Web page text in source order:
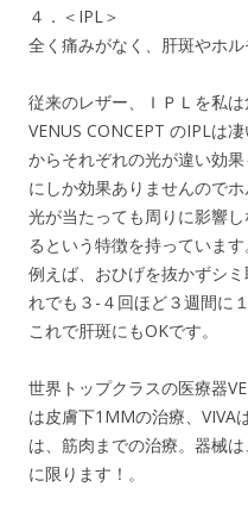
４．＜IPL＞
全く痛みがなく、肝斑やホル
従来のレザー、ＩＰＬを私
VENUS CONCEPT のIPLは
からそれぞれの光が違い効
にしか効果ありませんのでホ
光が当たっても周りに影響
るという特徴を持っています
例えば、おひげを抜かずシ
れでも３-４回ほど３週間に
これで肝斑にもOKです。
世界トップクラスの医療器
は皮膚下1MMの治療、VIVA
は、筋肉までの治療。器械
に限ります！。